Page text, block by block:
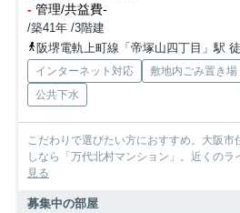
- 管理/共益費-
/築41年 /3階建
阪堺電軌上町線「帝塚山四丁目」駅
インターネット対応 敷地内ごみ置き場
公共下水
こだわりで選びたい方におすすめ。大阪市
しなら「万代北村マンション」。近くの
見る
募集中の部屋